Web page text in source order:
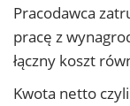
Pracodawca
pracę z
łączny koszt
Kwota netto